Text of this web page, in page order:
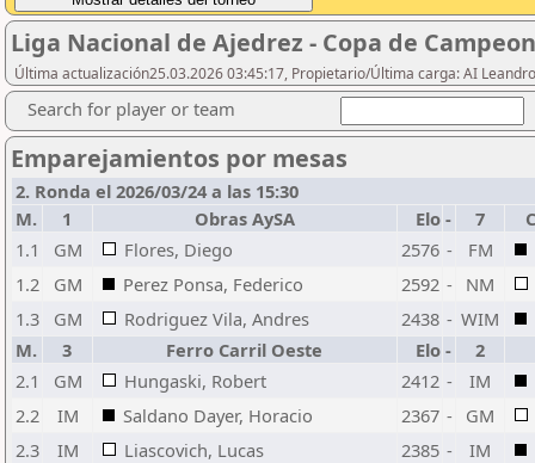
Liga Nacional de Ajedrez - Copa de
Última actualización25.03.2026 03:45:17, Propietario/Última carga: AI
Search for player or team
Emparejamientos por mesas
2. Ronda el 2026/03/24 a las 15:30
M.
1 Obras AySA Elo - 7
1.1
GM Flores, Diego 2576 -
FM
1.2
GM Perez Ponsa, Federico 2592 -
NM
1.3
GM Rodriguez Vila, Andres 2438 - WIM
M.
3 Ferro Carril Oeste Elo -
2
2.1
GM Hungaski, Robert 2412 -
IM
2.2
IM Saldano Dayer, Horacio 2367 -
GM
2.3
IM Liascovich, Lucas 2385 -
IM